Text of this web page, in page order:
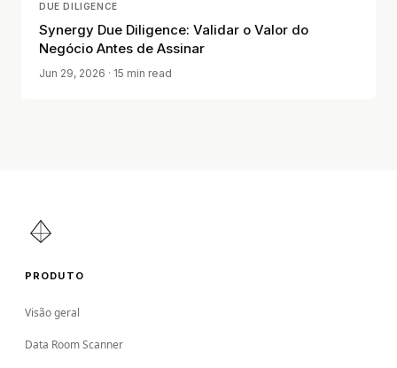
DUE DILIGENCE
Synergy Due Diligence: Validar o Valor do
Negócio Antes de Assinar
Jun 29, 2026 · 15 min read
PRODUTO
Visão geral
Data Room Scanner